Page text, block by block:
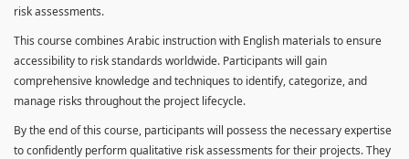
risk assessments.
This course combines Arabic instruction with English materials to ensure
accessibility to risk standards worldwide. Participants will gain
comprehensive knowledge and techniques to identify, categorize, and
manage risks throughout the project lifecycle.
By the end of this course, participants will possess the necessary expertise
to confidently perform qualitative risk assessments for their projects. They